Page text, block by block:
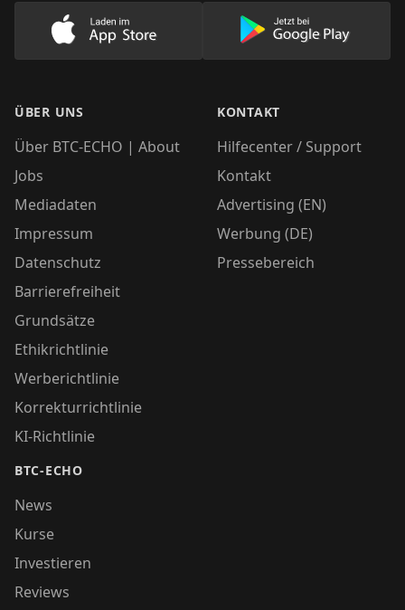
Lade unsere App im AppStore herunter
Lade unsere
ÜBER UNS
Über BTC-ECHO | About
Jobs
Mediadaten
Impressum
Datenschutz
Barrierefreiheit
Grundsätze
Ethikrichtlinie
Werberichtlinie
Korrekturrichtlinie
KI-Richtlinie
BTC-ECHO
News
Kurse
Investieren
Reviews
KONTAKT
Hilfecenter / Support
Kontakt
Advertising (EN)
Werbung (DE)
Pressebereich